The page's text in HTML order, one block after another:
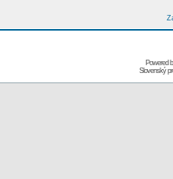
Powered
Slovenský